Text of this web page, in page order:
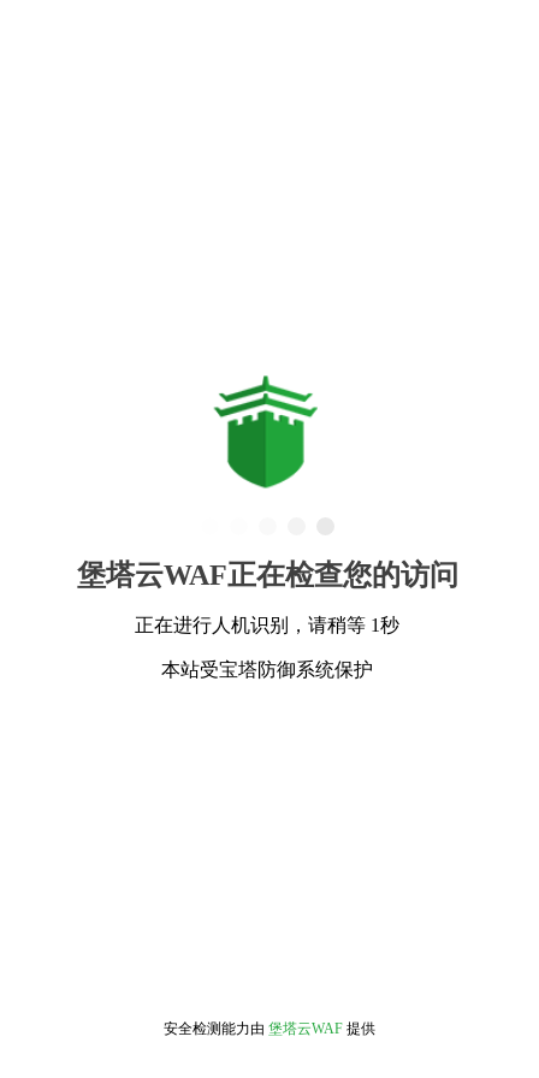
堡塔云WAF正在检查您的访问
正在进行人机识别，请稍等 1秒
本站受宝塔防御系统保护
安全检测能力由 堡塔云WAF 提供